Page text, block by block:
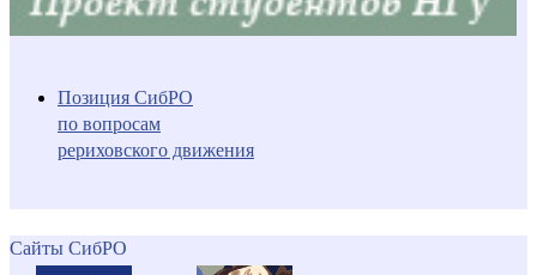
Позиция СибРО
по вопросам
рериховского движения
Сайты СибРО